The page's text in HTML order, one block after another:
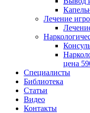
Лечение
цена
Специалисты
Библиотека
Статьи
Видео
Контакты